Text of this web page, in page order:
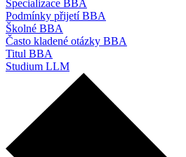
Specializace BBA
Podmínky přijetí BBA
Školné BBA
Často kladené otázky BBA
Titul BBA
Studium LLM